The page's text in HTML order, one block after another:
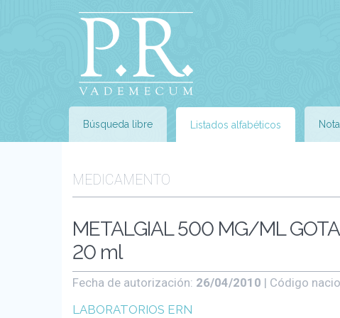
Búsqueda libre Listados alfabéticos
MEDICAMENTO
METALGIAL 500 MG/ML
20 ml
Fecha de autorización: 26/04/2010 | Código
LABORATORIOS ERN